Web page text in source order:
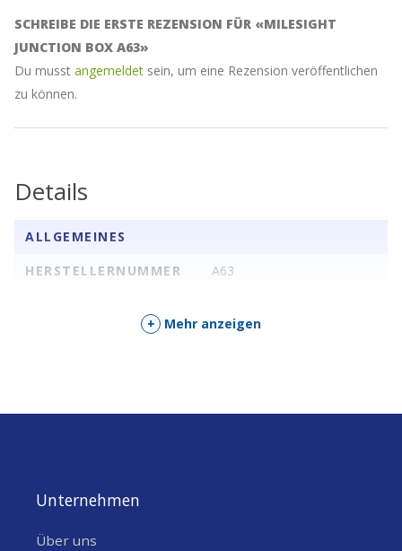
SCHREIBE DIE ERSTE REZENSION FÜR «MILESIGHT
JUNCTION BOX A63»
Du musst angemeldet sein, um eine Rezension veröffentlichen
zu können.
Details
ALLGEMEINES
HERSTELLERNUMMER
A63
+ Mehr anzeigen
Unternehmen
Über uns